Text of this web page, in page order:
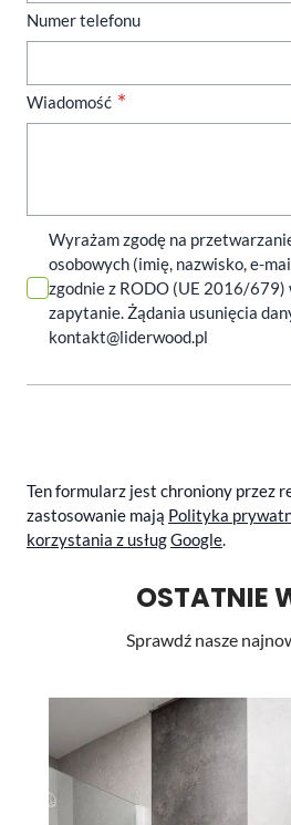
Numer telefonu
Wiadomość
Wyrażam zgodę na
osobowych (imię, nazwisko, e-
zgodnie z RODO (UE 2016/679)
zapytanie. Żądania usunięcia
kontakt@liderwood.pl
Ten formularz jest chroniony przez
zastosowanie mają Polityka
korzystania z usługGoogle.
OSTATNIE
Sprawdź nasze